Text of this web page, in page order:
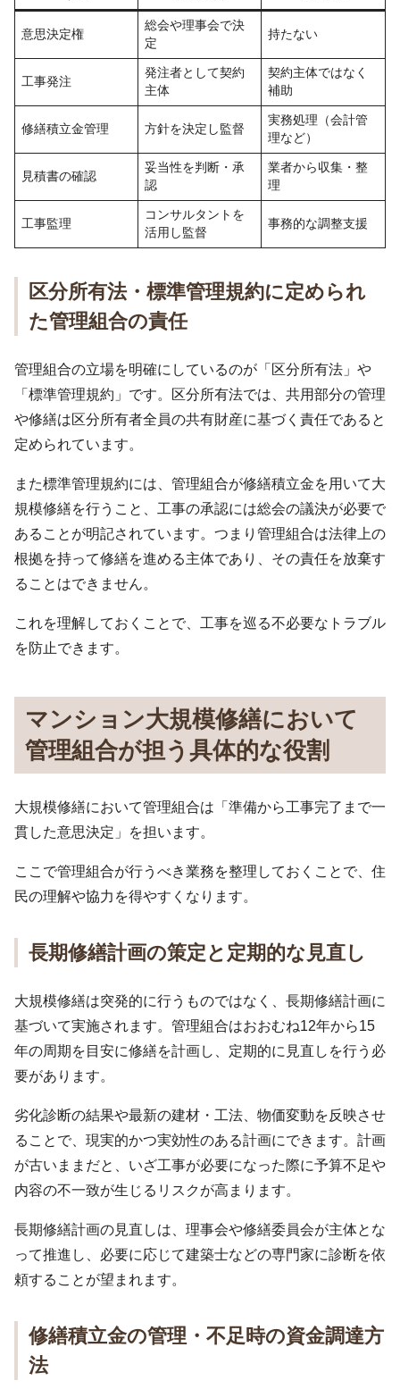
意思決定権
総会や理事会で決
定
持たない
工事発注
発注者として契約
主体
契約主体ではなく
補助
修繕積立金管理 方針を決定し監督
実務処理（会計管
理など）
見積書の確認
妥当性を判断・承
認
業者から収集・整
理
工事監理
コンサルタントを
活用し監督
事務的な調整支援
区分所有法・標準管理規約に定められ
た管理組合の責任
管理組合の立場を明確にしているのが「区分所有法」や
「標準管理規約」です。区分所有法では、共用部分の管理
や修繕は区分所有者全員の共有財産に基づく責任であると
定められています。
また標準管理規約には、管理組合が修繕積立金を用いて大
規模修繕を行うこと、工事の承認には総会の議決が必要で
あることが明記されています。つまり管理組合は法律上の
根拠を持って修繕を進める主体であり、その責任を放棄す
ることはできません。
これを理解しておくことで、工事を巡る不必要なトラブル
を防止できます。
マンション大規模修繕において
管理組合が担う具体的な役割
大規模修繕において管理組合は「準備から工事完了まで一
貫した意思決定」を担います。
ここで管理組合が行うべき業務を整理しておくことで、住
民の理解や協力を得やすくなります。
長期修繕計画の策定と定期的な見直し
大規模修繕は突発的に行うものではなく、長期修繕計画に
基づいて実施されます。管理組合はおおむね12年から15
年の周期を目安に修繕を計画し、定期的に見直しを行う必
要があります。
劣化診断の結果や最新の建材・工法、物価変動を反映させ
ることで、現実的かつ実効性のある計画にできます。計画
が古いままだと、いざ工事が必要になった際に予算不足や
内容の不一致が生じるリスクが高まります。
長期修繕計画の見直しは、理事会や修繕委員会が主体とな
って推進し、必要に応じて建築士などの専門家に診断を依
頼することが望まれます。
修繕積立金の管理・不足時の資金調達方
法